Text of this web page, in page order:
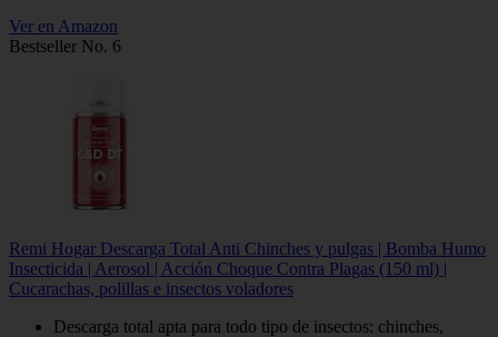
Ver en Amazon
Bestseller No. 6
Remi Hogar Descarga Total Anti Chinches y pulgas | Bomba Humo
Insecticida | Aerosol | Acción Choque Contra Plagas (150 ml) |
Cucarachas, polillas e insectos voladores
Descarga total apta para todo tipo de insectos: chinches,